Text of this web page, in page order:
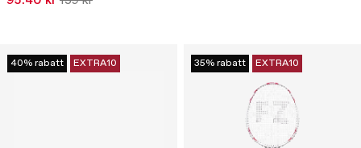
40% rabatt EXTRA10 35% rabatt EXTRA10